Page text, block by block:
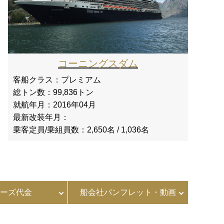
コーニングスダム
客船クラス： プレミアム
総トン数： 99,836トン
就航年月： 2016年04月
最新改装年月：
乗客定員/乗組員数： 2,650名 / 1,036名
ズ代金 船会社パンフレット・動画